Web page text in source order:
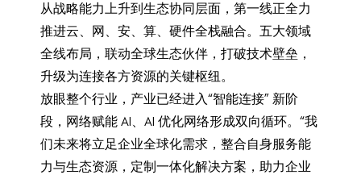
从战略能力上升到生态协同层面，第一线正全力
推进云、网、安、算、硬件全栈融合。五大领域
全线布局，联动全球生态伙伴，打破技术壁垒，
升级为连接各方资源的关键枢纽。
放眼整个行业，产业已经进入“智能连接” 新阶
段，网络赋能 AI、AI 优化网络形成双向循环。“我
们未来将立足企业全球化需求，整合自身服务能
力与生态资源，定制一体化解决方案，助力企业